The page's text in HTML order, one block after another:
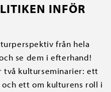
INFÖR
från hela
se dem i efterhand!
kulturseminarier: ett
ett om kulturens roll i